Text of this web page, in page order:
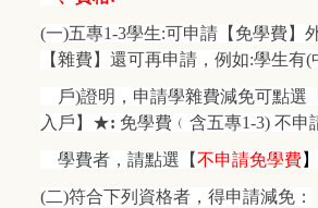
(一)五專1-3學生:可申請【免學費】
【雜費】還可再申請，例如:學生有(
戶)證明，申請學雜費減免可點選
入戶】★: 免學費﹙含五專1-3) 不申
學費者，請點選【不申請免學費】
(二)符合下列資格者，得申請減免：